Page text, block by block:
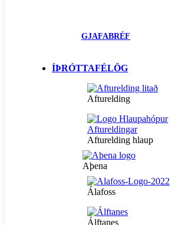
GJAFABRÉF
ÍÞRÓTTAFÉLÖG
Afturelding
Afturelding hlaup
Aþena
Álafoss
Álftanes